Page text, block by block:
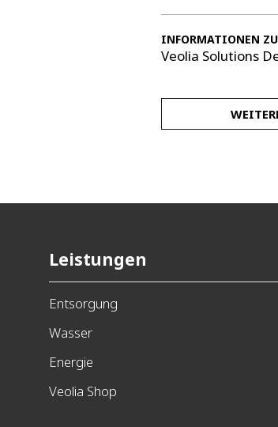
INFORMATIONEN
Veolia Solutions
Veolia
Mo - Fr 8:00 -
Leistungen
Entsorgung
Wasser
Energie
Veolia Shop